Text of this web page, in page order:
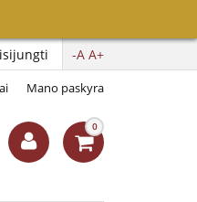
-A A+
Mano paskyra
0